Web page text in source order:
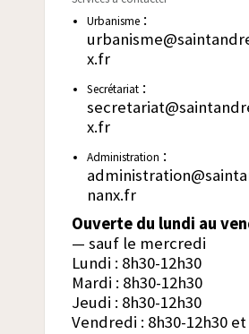
Urbanisme:
x.fr
Secrétariat:
x.fr
Administration :
nanx.fr
Ouverte du lundi au
— sauf le mercredi
Lundi : 8h30-12h30
Mardi : 8h30-12h30
Jeudi : 8h30-12h30
Vendredi : 8h30-12h30 et